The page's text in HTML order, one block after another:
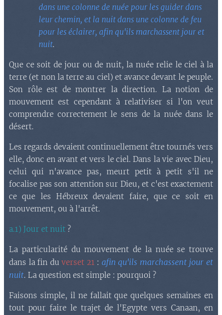
dans une colonne de nuée pour les guider dans
leur chemin, et la nuit dans une colonne de feu
pour les éclairer, afin qu'ils marchassent jour et
nuit.
Que ce soit de jour ou de nuit, la nuée relie le ciel à la
terre (et non la terre au ciel) et avance devant le peuple.
Son rôle est de montrer la direction. La notion de
mouvement est cependant à relativiser si l'on veut
comprendre correctement le sens de la nuée dans le
désert.
Les regards devaient continuellement être tournés vers
elle, donc en avant et vers le ciel. Dans la vie avec Dieu,
celui qui n'avance pas, meurt petit à petit s'il ne
focalise pas son attention sur Dieu, et c'est exactement
ce que les Hébreux devaient faire, que ce soit en
mouvement, ou à l'arrêt.
a.1) Jour et nuit ?
La particularité du mouvement de la nuée se trouve
dans la fin duverset 21 : afin qu'ils marchassent jour et
nuit. La question est simple : pourquoi ?
Faisons simple, il ne fallait que quelques semaines en
tout pour faire le trajet de l'Egypte vers Canaan, en